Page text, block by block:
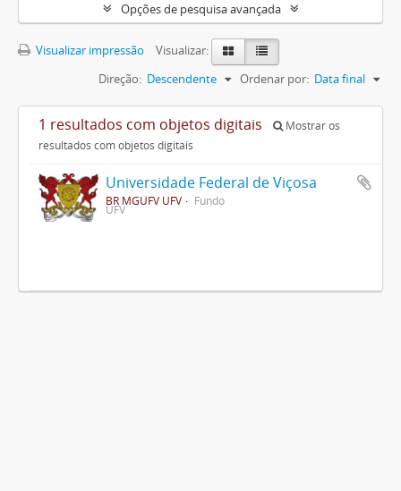
Opções de pesquisa avançada
Visualizar impressão
Visualizar:
Ordenar por: Data final
Direção: Descendente
1 resultados com objetos digitais
Mostrar os
resultados com objetos digitais
Universidade Federal de Viçosa
BR MGUFV UFV Fundo
UFV